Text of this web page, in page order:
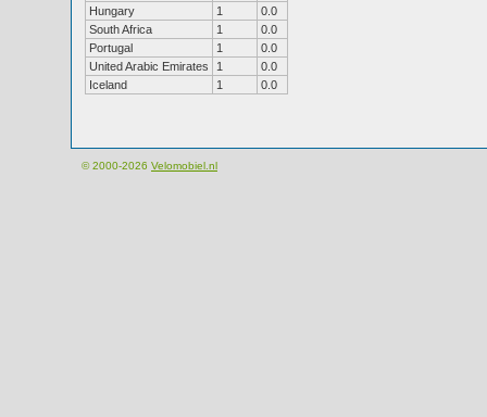
Hungary
1
0.0
South Africa
1
0.0
Portugal
1
0.0
United Arabic Emirates
1
0.0
Iceland
1 0.0
© 2000-2026 Velomobiel.nl